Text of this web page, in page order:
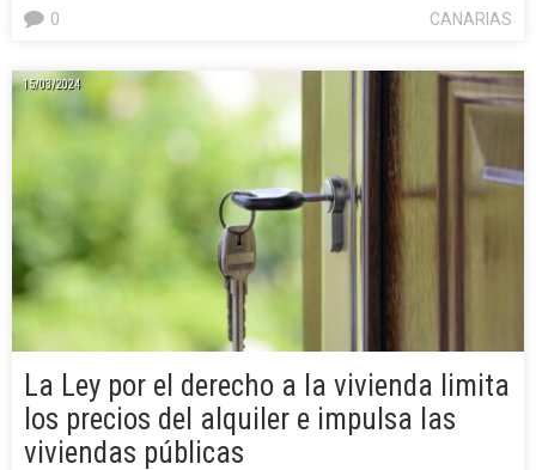
CANARIAS
0
15/03/2024
La Ley por el derecho a la vivienda limita
los precios del alquiler e impulsa las
viviendas públicas